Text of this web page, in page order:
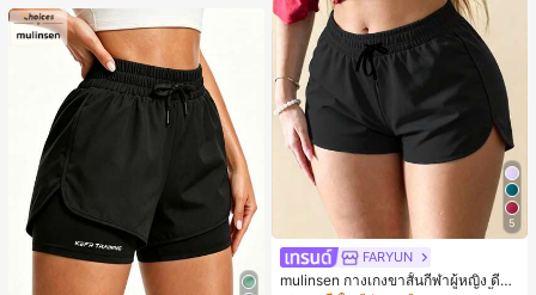
5
FARYUN
mulinsen กางเกงขาสั้นกีฬาผู้หญิง ดีไซ